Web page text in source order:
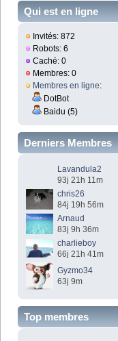
Qui est en ligne
Invités: 872
Robots: 6
Caché: 0
Membres: 0
Membres en ligne:
DotBot
Baidu (5)
Derniers Membres
Lavandula2
93j 21h 11m
chris26
84j 19h 56m
Arnaud
83j 9h 36m
charlieboy
66j 21h 41m
Gyzmo34
63j 9m
Top membres